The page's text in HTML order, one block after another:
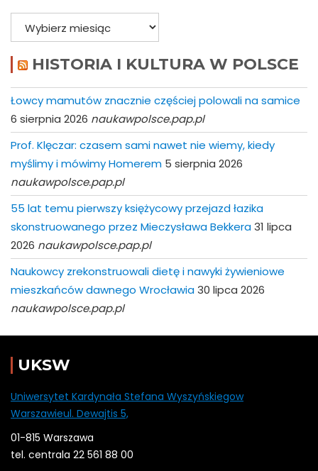
Archiwa
HISTORIA I KULTURA W POLSCE
Łowcy mamutów znacznie częściej polowali na samice
6 sierpnia 2026 naukawpolsce.pap.pl
Prof. Klęczar: czasem sami nawet nie wiemy, kiedy
myślimy i mówimy Homerem 5 sierpnia 2026
naukawpolsce.pap.pl
55 lat temu pierwszy księżycowy przejazd łazika
skonstruowanego przez Mieczysława Bekkera31 lipca
2026 naukawpolsce.pap.pl
Naukowcy zrekonstruowali dietę i nawyki żywieniowe
mieszkańców dawnego Wrocławia30 lipca 2026
naukawpolsce.pap.pl
UKSW
Uniwersytet Kardynała Stefana Wyszyńskiegow
Warszawieul. Dewajtis 5,
01-815 Warszawa
tel. centrala 22 561 88 00